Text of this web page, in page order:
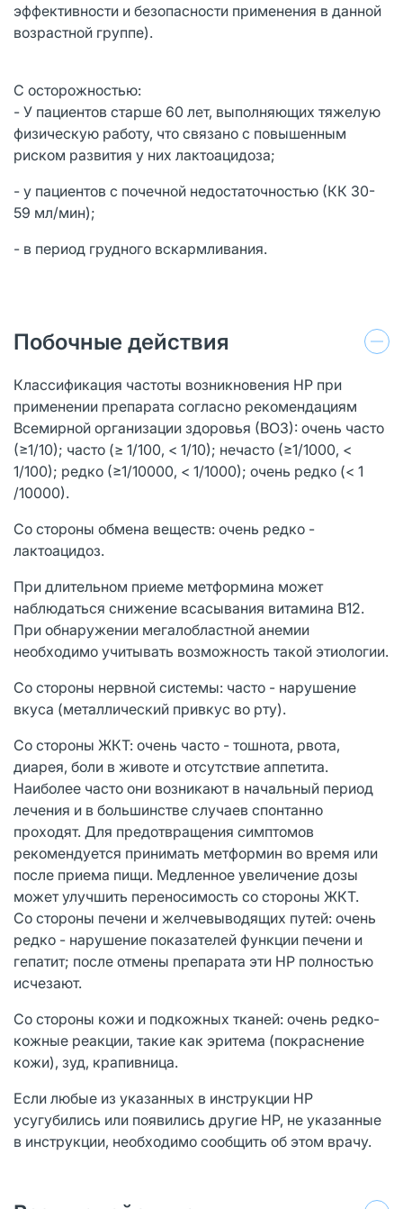
эффективности и безопасности применения в данной
возрастной группе).
С осторожностью:
- У пациентов старше 60 лет, выполняющих тяжелую
физическую работу, что связано с повышенным
риском развития у них лактоацидоза;
- у пациентов с почечной недостаточностью (КК 30-
59 мл/мин);
- в период грудного вскармливания.
Побочные действия
Классификация частоты возникновения HP при
применении препарата согласно рекомендациям
Всемирной организации здоровья (ВОЗ): очень часто
(≥1/10); часто (≥ 1/100, < 1/10); нечасто (≥1/1000, <
1/100); редко (≥1/10000, < 1/1000); очень редко (< 1
/10000).
Со стороны обмена веществ: очень редко -
лактоацидоз.
При длительном приеме метформина может
наблюдаться снижение всасывания витамина В12.
При обнаружении мегалобластной анемии
необходимо учитывать возможность такой этиологии.
Со стороны нервной системы: часто - нарушение
вкуса (металлический привкус во рту).
Со стороны ЖКТ: очень часто - тошнота, рвота,
диарея, боли в животе и отсутствие аппетита.
Наиболее часто они возникают в начальный период
лечения и в большинстве случаев спонтанно
проходят. Для предотвращения симптомов
рекомендуется принимать метформин во время или
после приема пищи. Медленное увеличение дозы
может улучшить переносимость со стороны ЖКТ.
Со стороны печени и желчевыводящих путей: очень
редко - нарушение показателей функции печени и
гепатит; после отмены препарата эти HP полностью
исчезают.
Со стороны кожи и подкожных тканей: очень редко-
кожные реакции, такие как эритема (покраснение
кожи), зуд, крапивница.
Если любые из указанных в инструкции HP
усугубились или появились другие HP, не указанные
в инструкции, необходимо сообщить об этом врачу.